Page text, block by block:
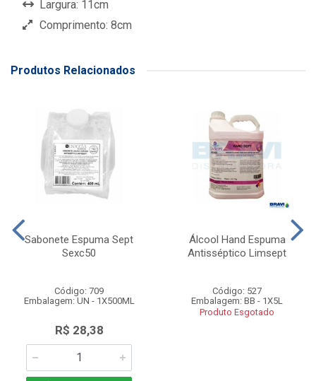
Largura: 11cm
Comprimento: 8cm
Produtos Relacionados
Sabonete Espuma Sept
Sexc50
Código: 709
Embalagem: UN - 1X500ML
R$ 28,38
Álcool Hand Espuma
Antisséptico Limsept
Código: 527
Embalagem: BB - 1X5L
Produto Esgotado